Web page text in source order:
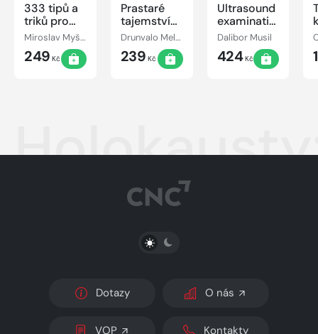
333 tipů a
triků pro
digitální
fotografii
Miroslav Myška
249 Kč
Prastaré
tajemství
květu
svazek 2
Drunvalo Melchizedek
239 Kč
Ultrasound
examination
of the
lower limbs
Dalibor Musil
424Kč
PŘEPNOUT SVĚTLÝ/TMAVÝ REŽIM
Dotazy O nás
VOP Kontakty